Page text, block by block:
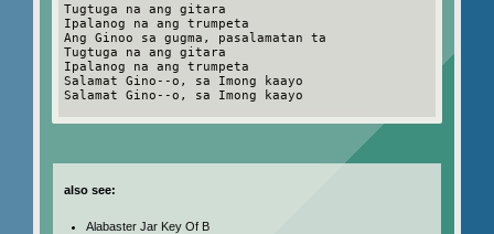
Tugtuga na ang gitara
Ipalanog na ang trumpeta
Ang Ginoo sa gugma, pasalamatan ta
Tugtuga na ang gitara
Ipalanog na ang trumpeta
Salamat Gino--o, sa Imong kaayo
Salamat Gino--o, sa Imong kaayo
also see:
Alabaster Jar Key Of B